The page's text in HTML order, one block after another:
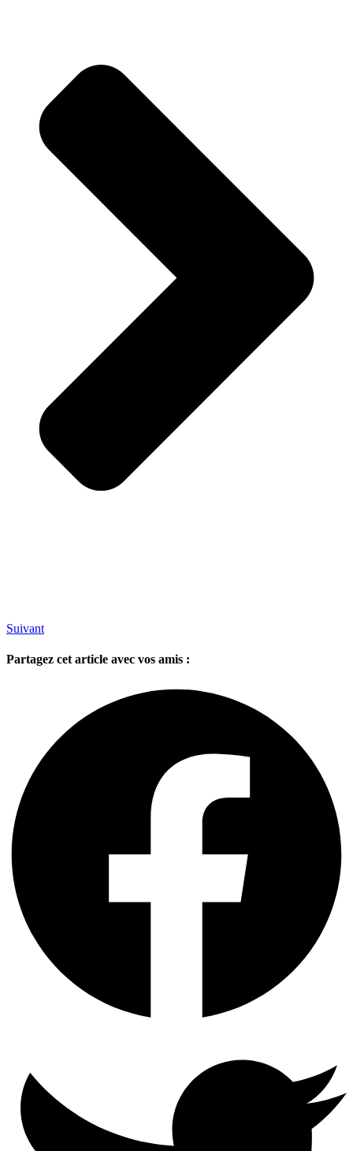
Suivant
Partagez cet article avec vos amis :